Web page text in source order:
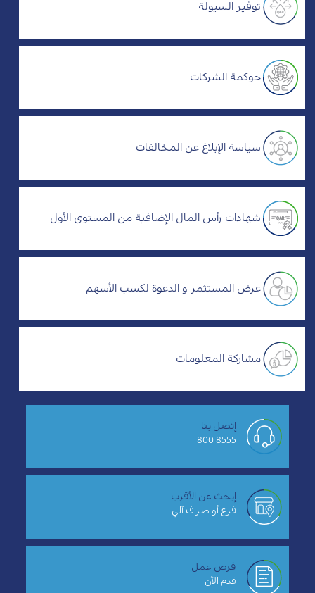
توفير السيولة
حوكمة الشركات
سياسة الإبلاغ عن المخالفات
شهادات رأس المال الإضافية من المستوى الأول
عرض المستثمر و الدعوة لكسب الأسهم
مشاركة المعلومات
إتصل بنا
8555 800
إبحث عن الأقرب
فرع أو صراف آلي
فرص عمل
قدم الآن